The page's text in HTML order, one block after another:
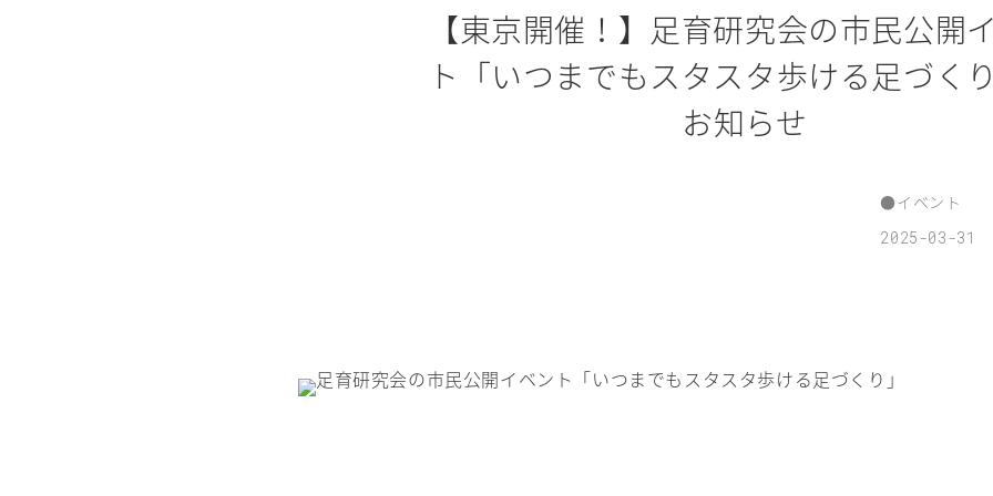
【東京開催！】足育研究会の市民公開
ト「いつまでもスタスタ歩ける足づく
お知らせ
●イベント
2025-03-31